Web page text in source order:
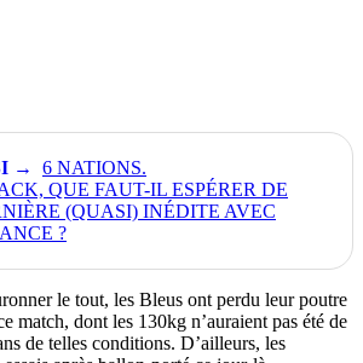
6 NATIONS.
QUE FAUT-IL ESPÉRER DE
(QUASI) INÉDITE AVEC
?
le tout, les Bleus ont perdu leur poutre
match, dont les 130kg n’auraient pas été de
de telles conditions. D’ailleurs, les